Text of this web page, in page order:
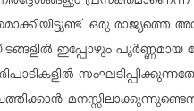
ഒരു രാജ്യത്തെ
ഇപ്പോഴും